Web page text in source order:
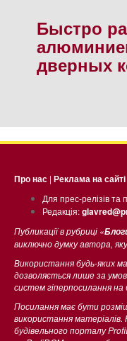
Быстро
дверных
Про нас | Реклама на сайті
Для прес-релізів та
Редакція:
Публикації в рубриці «
виключно думку автора,
Використання будь-яких
дозволяється лише за
систем гіперпосилання
Посилання має бути
використання матеріалів.
будівельного порталу